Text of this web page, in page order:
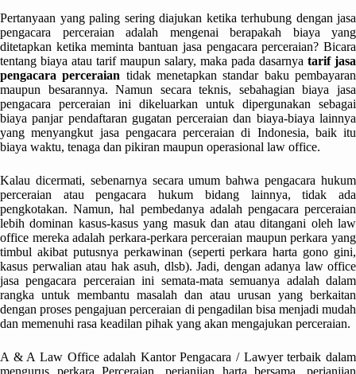
Pertanyaan yang paling sering diajukan ketika terhubung dengan jasa
pengacara perceraian adalah mengenai berapakah biaya yang
ditetapkan ketika meminta bantuan jasa pengacara perceraian? Bicara
tentang biaya atau tarif maupun salary, maka pada dasarnya tarif jasa
pengacara perceraian tidak menetapkan standar baku pembayaran
maupun besarannya. Namun secara teknis, sebahagian biaya jasa
pengacara perceraian ini dikeluarkan untuk dipergunakan sebagai
biaya panjar pendaftaran gugatan perceraian dan biaya-biaya lainnya
yang menyangkut jasa pengacara perceraian di Indonesia, baik itu
biaya waktu, tenaga dan pikiran maupun operasional law office.
Kalau dicermati, sebenarnya secara umum bahwa pengacara hukum
perceraian atau pengacara hukum bidang lainnya, tidak ada
pengkotakan. Namun, hal pembedanya adalah pengacara perceraian
lebih dominan kasus-kasus yang masuk dan atau ditangani oleh law
office mereka adalah perkara-perkara perceraian maupun perkara yang
timbul akibat putusnya perkawinan (seperti perkara harta gono gini,
kasus perwalian atau hak asuh, dlsb). Jadi, dengan adanya law office
jasa pengacara perceraian ini semata-mata semuanya adalah dalam
rangka untuk membantu masalah dan atau urusan yang berkaitan
dengan proses pengajuan perceraian di pengadilan bisa menjadi mudah
dan memenuhi rasa keadilan pihak yang akan mengajukan perceraian.
A & A Law Office adalah Kantor Pengacara / Lawyer terbaik dalam
mengurus perkara Perceraian, perjanjian harta bersama, perjanjian